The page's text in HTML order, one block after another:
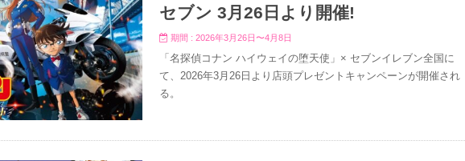
セブン 3月26日より開催!
期間 : 2026年3月26日〜4月8日
「名探偵コナン ハイウェイの堕天使」× セブンイレブン全国に
て、2026年3月26日より店頭プレゼントキャンペーンが開催され
る。